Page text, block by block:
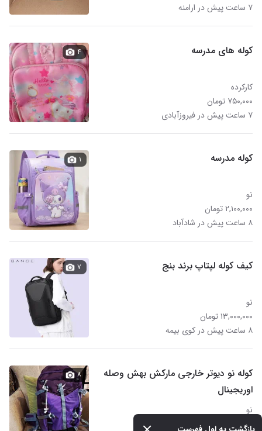
۷ ساعت پیش در ارامنه
کوله های مدرسه
کارکرده
۷۵۰,۰۰۰ تومان
۷ ساعت پیش در فیروزآبادی
۴
کوله مدرسه
نو
۲,۱۰۰,۰۰۰ تومان
۸ ساعت پیش در شادآباد
۱
کیف کوله لپتاپ برند بنج
نو
۱۳,۰۰۰,۰۰۰ تومان
۸ ساعت پیش در کوی بیمه
۷
کوله نو دیوتر خارجی مارکش بهش وصله
اوریجینال
نو
۲,۵۰۰,۰۰۰ تومان
۸